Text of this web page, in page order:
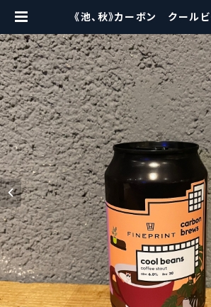
《池、秋》カーボン クール
【クラフトビール】 |
sors